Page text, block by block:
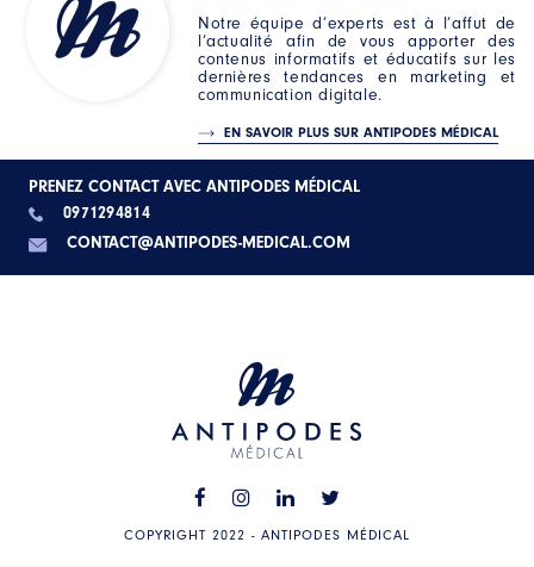
Notre équipe d’experts est à l’affut de
l’actualité afin de vous apporter des
contenus informatifs et éducatifs sur les
dernières tendances en marketing et
communication digitale.
EN SAVOIR PLUS SUR ANTIPODES MÉDICAL
PRENEZ CONTACT AVEC ANTIPODES MÉDICAL
0971294814
CONTACT@ANTIPODES-MEDICAL.COM
COPYRIGHT 2022 - ANTIPODES MÉDICAL